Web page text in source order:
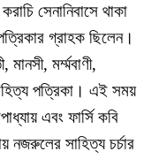
সেনানিবাসে থাকা
গ্রাহক ছিলেন।
মর্ম্মবাণী,
পত্রিকা। এই সময়
এবং ফার্সি কবি
সাহিত্য চর্চার